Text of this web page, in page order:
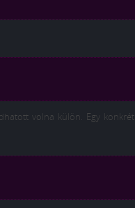
volna külön. Egy konkrét